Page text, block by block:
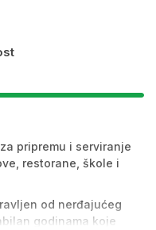
pripremu i serviranje
restorane, škole i
od nerđajućeg
godinama koje